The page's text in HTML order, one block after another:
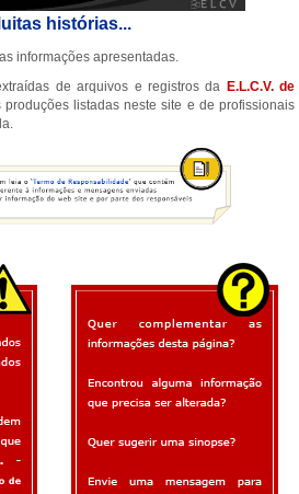
histórias...
informações apresentadas.
de arquivos e registros da E.L.C.V. de
produções listadas neste site e de profissionais